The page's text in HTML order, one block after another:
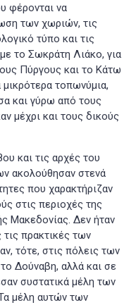
φέρονται να
των χωριών, τις
τύπο και τις
το Σωκράτη Λιάκο, για
Πύργους και το Κάτω
τοπωνύμια,
και γύρω από τους
μέχρι και τους δικούς
και τις αρχές του
ακολούθησαν στενά
που χαρακτήριζαν
στις περιοχές της
Μακεδονίας. Δεν ήταν
πρακτικές των
τότε, στις πόλεις των
Δούναβη, αλλά και σε
συστατικά μέλη των
μέλη αυτών των